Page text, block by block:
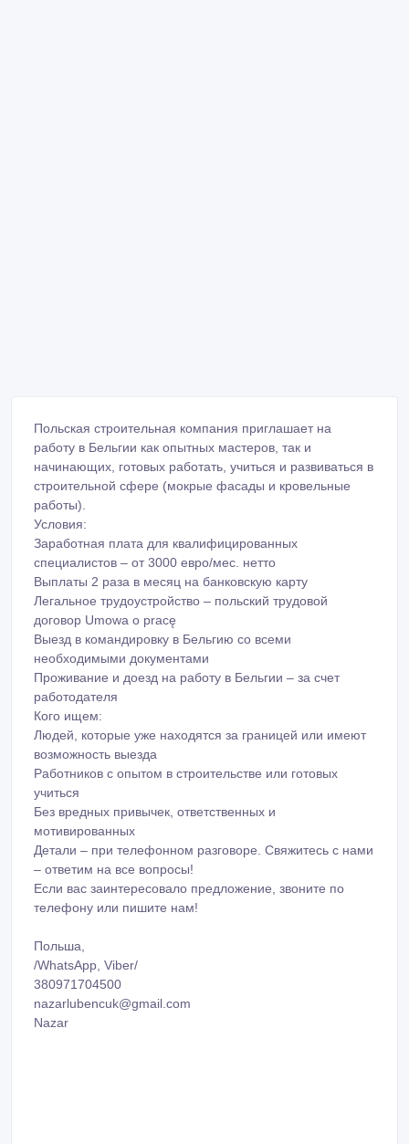
Польская строительная компания приглашает на
работу в Бельгии как опытных мастеров, так и
начинающих, готовых работать, учиться и развиваться в
строительной сфере (мокрые фасады и кровельные
работы).
Условия:
Заработная плата для квалифицированных
специалистов – от 3000 евро/мес. нетто
Выплаты 2 раза в месяц на банковскую карту
Легальное трудоустройство – польский трудовой
договор Umowa o pracę
Выезд в командировку в Бельгию со всеми
необходимыми документами
Проживание и доезд на работу в Бельгии – за счет
работодателя
Кого ищем:
Людей, которые уже находятся за границей или имеют
возможность выезда
Работников с опытом в строительстве или готовых
учиться
Без вредных привычек, ответственных и
мотивированных
Детали – при телефонном разговоре. Свяжитесь с нами
– ответим на все вопросы!
Если вас заинтересовало предложение, звоните по
телефону или пишите нам!
Польша,
/WhatsApp, Viber/
380971704500
nazarlubencuk@gmail.com
Nazar